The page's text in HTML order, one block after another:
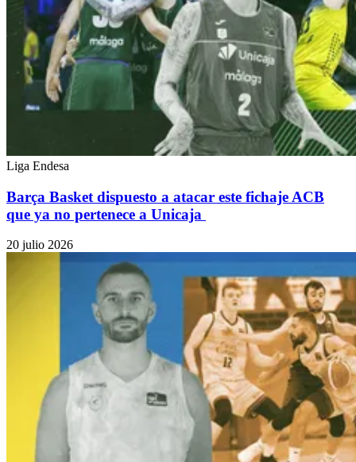
Liga Endesa
Barça Basket dispuesto a atacar este fichaje ACB
que ya no pertenece a Unicaja
20 julio 2026